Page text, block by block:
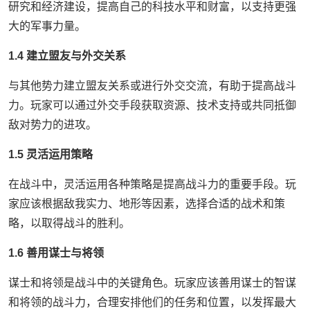
研究和经济建设，提高自己的科技水平和财富，以支持更强
大的军事力量。
1.4 建立盟友与外交关系
与其他势力建立盟友关系或进行外交交流，有助于提高战斗
力。玩家可以通过外交手段获取资源、技术支持或共同抵御
敌对势力的进攻。
1.5 灵活运用策略
在战斗中，灵活运用各种策略是提高战斗力的重要手段。玩
家应该根据敌我实力、地形等因素，选择合适的战术和策
略，以取得战斗的胜利。
1.6 善用谋士与将领
谋士和将领是战斗中的关键角色。玩家应该善用谋士的智谋
和将领的战斗力，合理安排他们的任务和位置，以发挥最大